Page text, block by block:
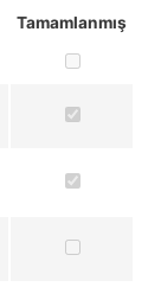
Tamamlanmış